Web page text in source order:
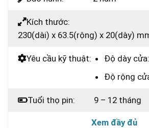
Kích thước:
230(dài) x 63.5(rộng) x 20(dày)
Yêu cầu kỹ thuật:
Độ dày
Độ rộng
Tuổi thọ pin: 9 – 12 tháng
Xem đầy đủ